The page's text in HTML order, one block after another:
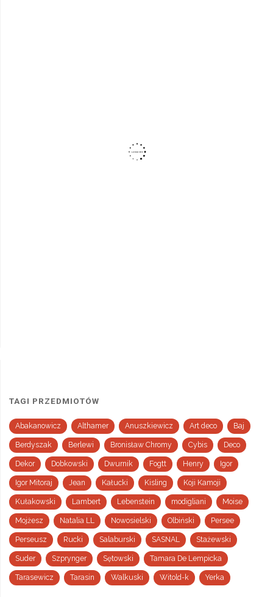
TAGI PRZEDMIOTÓW
Abakanowicz Althamer Anuszkiewicz Art deco Baj
Berdyszak Berlewi Bronisław Chromy Cybis Deco
Dekor Dobkowski Dwurnik Fogtt Henry Igor
Igor Mitoraj Jean Kałucki Kisling Koji Kamoji
Kułakowski Lambert Lebenstein modigliani Moise
Mojżesz Natalia LL Nowosielski Olbiński Persee
Perseusz Rucki Salaburski SASNAL Stażewski
Suder Szprynger Sętowski Tamara De Lempicka
Tarasewicz Tarasin Walkuski Witold-k Yerka